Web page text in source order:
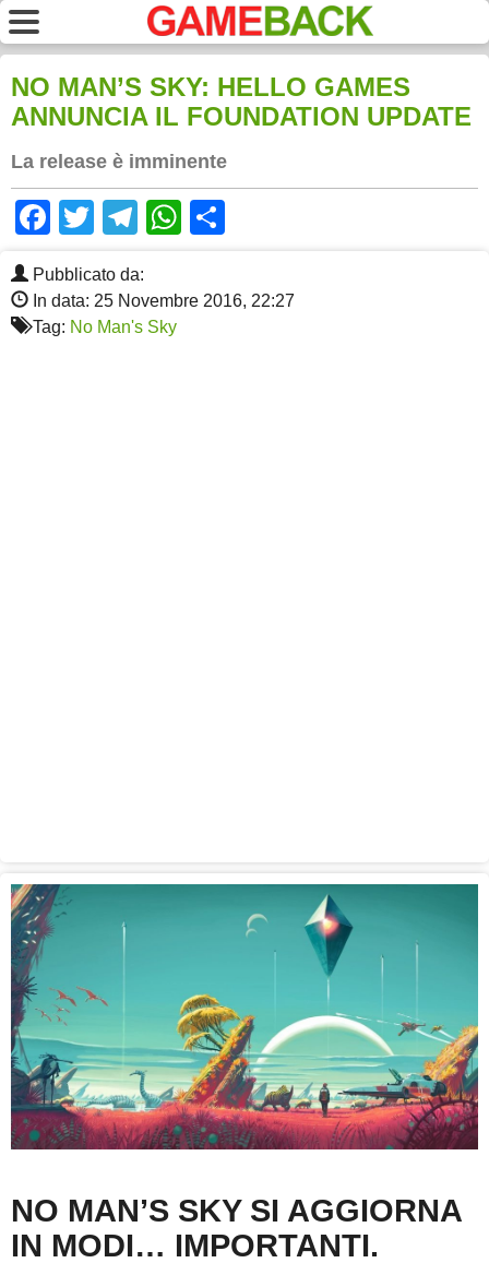
NO MAN’S SKY: HELLO GAMES
ANNUNCIA IL FOUNDATION UPDATE
La release è imminente
Facebook
TwitterTelegram
WhatsApp
Pubblicato da:
In data: 25 Novembre 2016, 22:27
Tag: No Man's Sky
NO MAN’S SKY SI AGGIORNA
IN MODI… IMPORTANTI.